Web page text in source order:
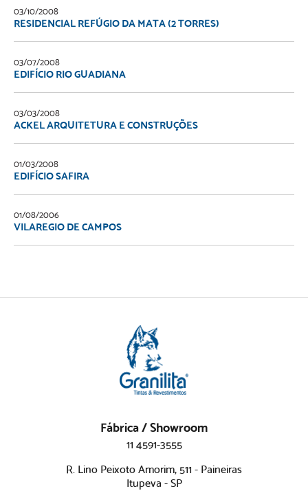
03/10/2008
RESIDENCIAL REFÚGIO DA MATA (2 TORRES)
03/07/2008
EDIFÍCIO RIO GUADIANA
03/03/2008
ACKEL ARQUITETURA E CONSTRUÇÕES
01/03/2008
EDIFÍCIO SAFIRA
01/08/2006
VILAREGIO DE CAMPOS
Fábrica / Showroom
11 4591-3555
R. Lino Peixoto Amorim, 511 - Paineiras
Itupeva - SP